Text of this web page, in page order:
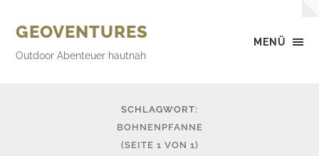
MENÜ
GEOVENTURES
Outdoor Abenteuer hautnah
SCHLAGWORT:
BOHNENPFANNE
(SEITE 1 VON 1)